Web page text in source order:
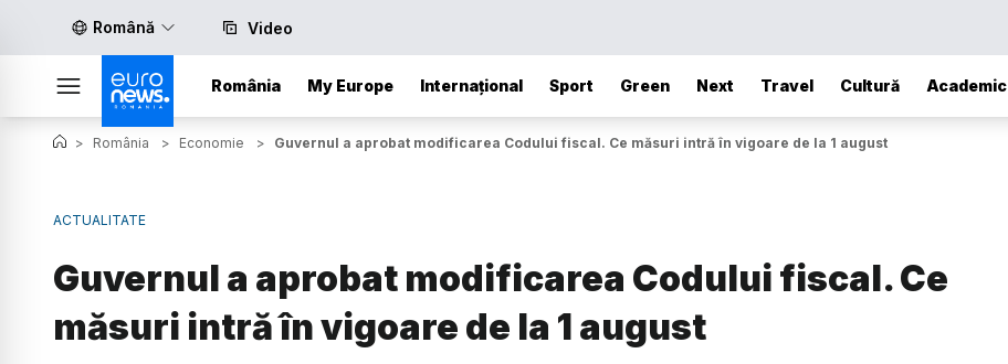
Română Video
România My Europe Internațional Sport Green Next Travel Cultură Academic
> România > Economie > Guvernul a aprobat modificarea Codului fiscal. Ce măsuri intră în vigoare de la 1 august
ACTUALITATE
Guvernul a aprobat modificarea Codului fiscal. Ce
măsuri intră în vigoare de la 1 august